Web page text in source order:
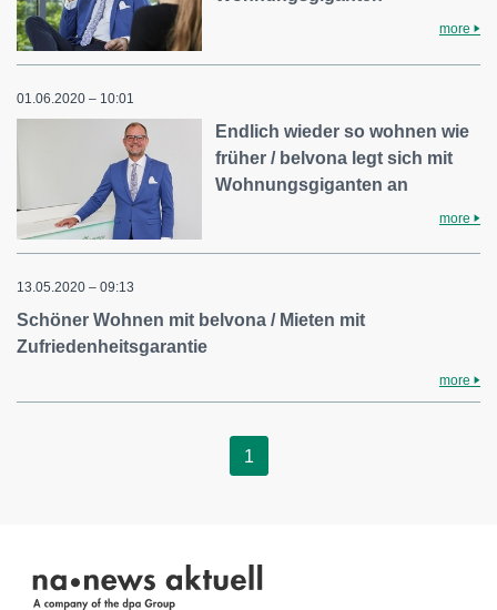
more
01.06.2020 – 10:01
Endlich wieder so wohnen wie
früher / belvona legt sich mit
Wohnungsgiganten an
more
13.05.2020 – 09:13
Schöner Wohnen mit belvona / Mieten mit
Zufriedenheitsgarantie
more
1